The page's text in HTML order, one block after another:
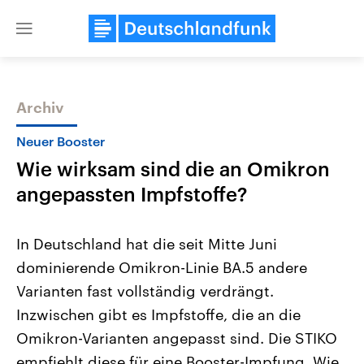
Close
Themen
Landtagswahl Sachsen-Anhalt
2026
Alle Informationen
Sachsen-Anhalt wählt am 6.
September 2026 einen neuen
Landtag. Seit 2021 wird das
Bundesland von einer Koalition aus
USA
Aktuelle Beiträge,
Hintergründe
Wirtschaftlich und
gehören die Vereinigten
den mächtigsten Ländern
mit großem Einfluss auf
Archiv
Neuer Booster
Wie wirksam sind die an Omikron
angepassten Impfstoffe?
In Deutschland hat die seit Mitte Juni
dominierende Omikron-Linie BA.5 andere
Varianten fast vollständig verdrängt.
Inzwischen gibt es Impfstoffe, die an die
Omikron-Varianten angepasst sind. Die STIKO